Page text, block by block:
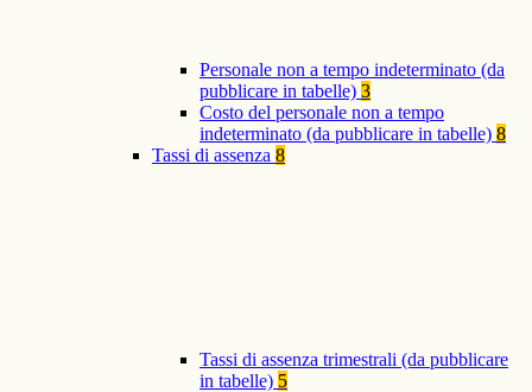
Personale non a tempo indeterminato (da
pubblicare in tabelle) 3
Costo del personale non a tempo
indeterminato (da pubblicare in tabelle) 8
Tassi di assenza 8
Tassi di assenza trimestrali (da pubblicare
in tabelle) 5